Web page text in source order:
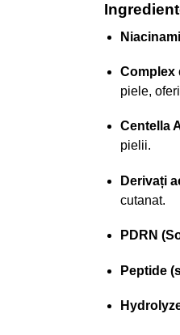
Complex
piele,
Centella
pielii.
Derivați
cutanat.
PDRN
Peptide